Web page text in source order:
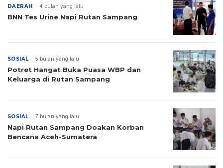
DAERAH 4 bulan yang lalu
BNN Tes Urine Napi Rutan Sampang
SOSIAL 5 bulan yang lalu
Potret Hangat Buka Puasa WBP dan
Keluarga di Rutan Sampang
SOSIAL 7 bulan yang lalu
Napi Rutan Sampang Doakan Korban
Bencana Aceh-Sumatera